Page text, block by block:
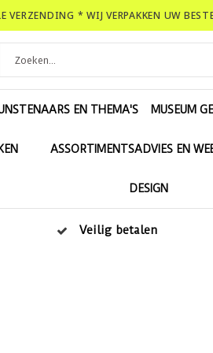
VERZENDING * WIJ VERPAKKEN UW
EN THEMA'S MUSEUM
ASSORTIMENTSADVIES EN
DESIGN
Veilig betalen